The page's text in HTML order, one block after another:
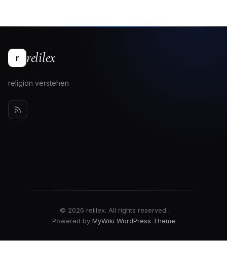
r relilex
religion verstehen
© 2026 relilex. All rights reserved.
Powered by MyWiki WordPress Theme